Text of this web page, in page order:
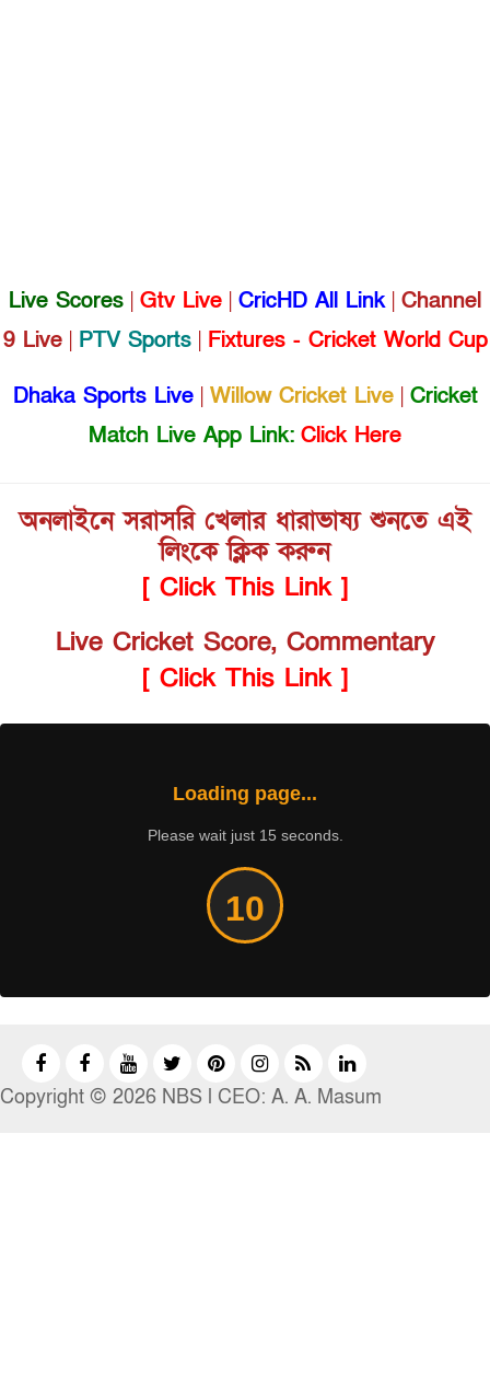
Live Scores | Gtv Live | CricHD All Link| Channel
9 Live| PTV Sports| Fixtures - Cricket World Cup
Dhaka Sports Live| Willow Cricket Live| Cricket
Match Live App Link: Click Here
অনলাইনে সরাসরি খেলার ধারাভাষ্য শুনতে এই
লিংকে ক্লিক করুন
[ Click This Link ]
Live Cricket Score, Commentary
[ Click This Link ]
Loading page...
Please wait just 15 seconds.
10
Copyright © 2026 NBS l CEO: A. A. Masum